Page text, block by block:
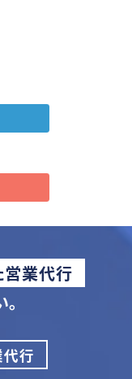
営業代行
行